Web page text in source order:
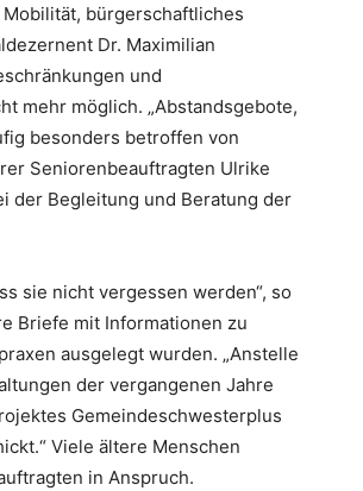
bürgerschaftliches
Dr. Maximilian
und
mehr möglich. „Abstandsgebote,
besonders betroffen von
Seniorenbeauftragten Ulrike
der Begleitung und Beratung der
sie nicht vergessen werden“, so
Briefe mit Informationen zu
ausgelegt wurden. „Anstelle
der vergangenen Jahre
Gemeindeschwesterplus
Viele ältere Menschen
in Anspruch.